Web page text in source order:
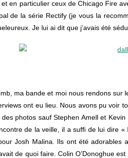
en particulier ceux de Chicago Fire
de la série Rectify (je vous la
Je lui ai dit que j’avais été
ma bande et moi nous rendons sur
ont eu lieu. Nous avons pu voir
photos sauf Stephen Amell et
de la veille, il a suffi de lui dire
Josh Malina. Ils ont été
de quoi faire. Colin O’Donoghue